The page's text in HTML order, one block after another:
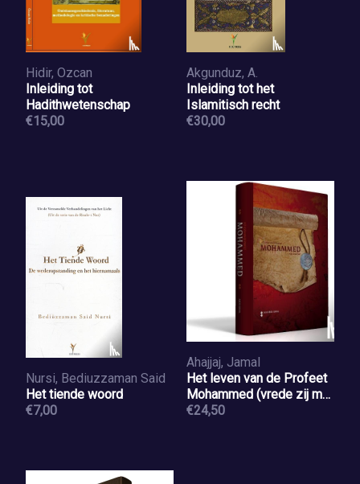
Hidir, Ozcan
Inleiding tot
Hadithwetenschap
€15,00
Akgunduz, A.
Inleiding tot het
Islamitisch recht
€30,00
Nursi, Bediuzzaman Said
Het tiende woord
€7,00
Ahajjaj, Jamal
Het leven van de Profeet
Mohammed (vrede zij met
hem)
€24,50